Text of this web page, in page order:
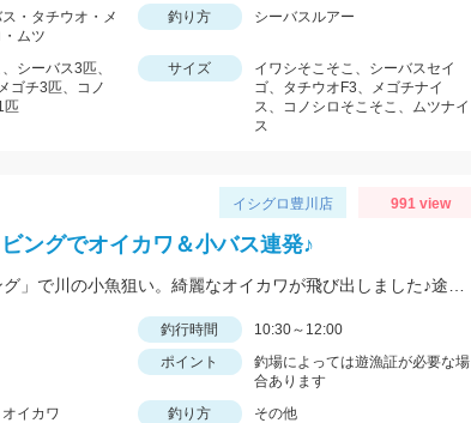
・タチウオ・メ
ムツ
釣り方 シーバスルアー
シーバス3匹、
ゴチ3匹、コノ
匹
サイズ
イワシそこそこ、シーバスセイ
ゴ、タチウオF3、メゴチナイ
ス、コノシロそこそこ、ムツナイ
ス
イシグロ豊川店 991 view
ングでオイカワ＆小バス連発♪
釣行時間
10:30～12:00
ポイント
釣場によっては遊漁証が必要な場
合あります
イカワ 釣り方
その他